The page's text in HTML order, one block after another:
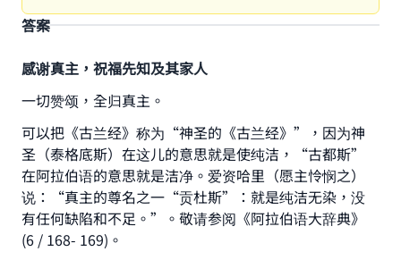
答案
感谢真主，祝福先知及其家人
一切赞颂，全归真主。
可以把《古兰经》称为“神圣的《古兰经》”，因为神
圣（泰格底斯）在这儿的意思就是使纯洁，“古都斯”
在阿拉伯语的意思就是洁净。爱资哈里（愿主怜悯之）
说：“真主的尊名之一“贡杜斯”：就是纯洁无染，没
有任何缺陷和不足。”。敬请参阅《阿拉伯语大辞典》
(6 / 168- 169)。